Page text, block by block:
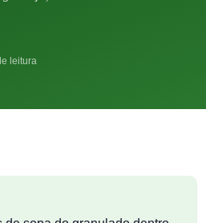
leitura